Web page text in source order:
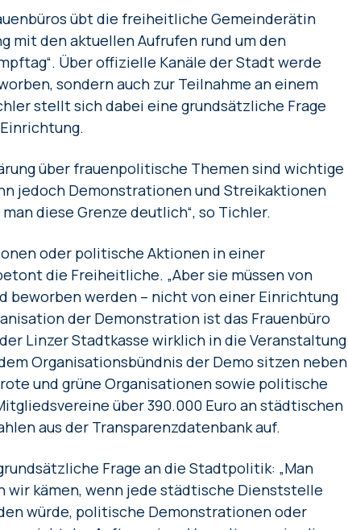
übt die freiheitliche Gemeinderätin
mit den aktuellen Aufrufen rund um den
Über offizielle Kanäle der Stadt werde
sondern auch zur Teilnahme an einem
stellt sich dabei eine grundsätzliche Frage
über frauenpolitische Themen sind wichtige
jedoch Demonstrationen und Streikaktionen
diese Grenze deutlich“, so Tichler.
oder politische Aktionen in einer
die Freiheitliche. „Aber sie müssen von
beworben werden – nicht von einer Einrichtung
der Demonstration ist das Frauenbüro
Linzer Stadtkasse wirklich in die Veranstaltung
Organisationsbündnis der Demo sitzen neben
und grüne Organisationen sowie politische
über 390.000 Euro an städtischen
aus der Transparenzdatenbank auf.
Frage an die Stadtpolitik: „Man
wir kämen, wenn jede städtische Dienststelle
würde, politische Demonstrationen oder